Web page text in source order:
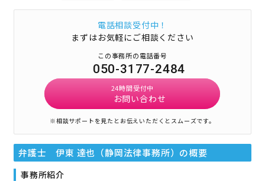
電話相談受付中！
まずはお気軽にご相談ください
この事務所の電話番号
050-3177-2484
24時間受付中
お問い合わせ
※相談サポートを見たとお伝えいただくとスムーズです。
弁護士 伊東 達也（静岡法律事務所） の概要
事務所紹介